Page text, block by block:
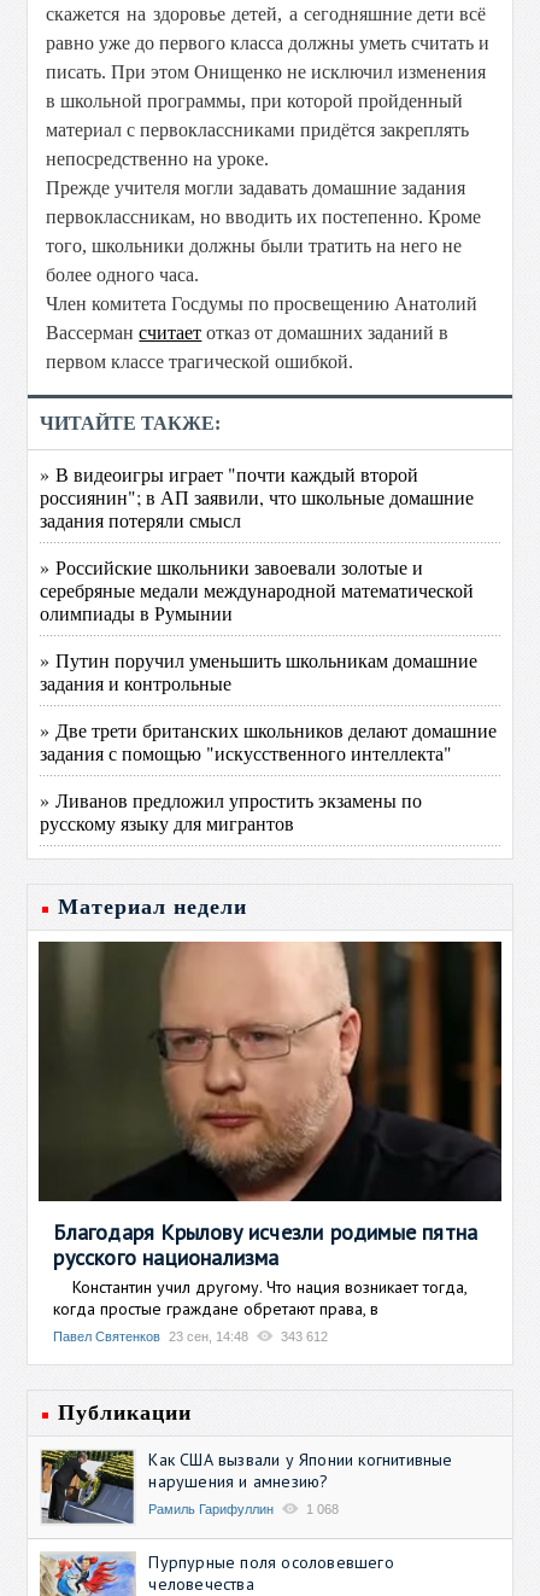
скажется на здоровье детей, асегодняшние дети всё
равно уже до первого класса должны уметь считать и
писать. При этом Онищенко не исключил изменения
в школьной программы, при которой пройденный
материал с первоклассниками придётся закреплять
непосредственно на уроке.
Прежде учителя могли задавать домашние задания
первоклассникам, но вводить их постепенно. Кроме
того, школьники должны были тратить на него не
более одного часа.
Член комитета Госдумы по просвещению Анатолий
Вассермансчитает отказ от домашних заданий в
первом классе трагической ошибкой.
ЧИТАЙТЕ ТАКЖЕ:
» В видеоигры играет "почти каждый второй
россиянин"; в АП заявили, что школьные домашние
задания потеряли смысл
» Российские школьники завоевали золотые и
серебряные медали международной математической
олимпиады в Румынии
» Путин поручил уменьшить школьникам домашние
задания и контрольные
» Две трети британских школьников делают домашние
задания с помощью "искусственного интеллекта"
» Ливанов предложил упростить экзамены по
русскому языку для мигрантов
Материал недели
Благодаря Крылову исчезли родимые пятна
русского национализма
Константин учил другому. Что нация возникает тогда,
когда простые граждане обретают права, в
Павел Святенков 23 сен, 14:48 343 612
Публикации
Как США вызвали у Японии когнитивные
нарушения и амнезию?
Рамиль Гарифуллин 1 068
Пурпурные поля осоловевшего
человечества